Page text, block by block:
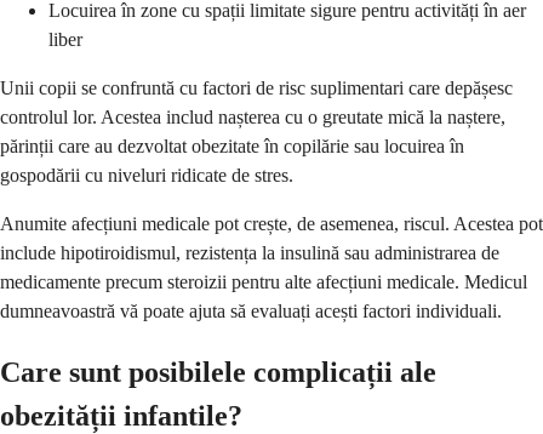
Locuirea în zone cu spații limitate sigure pentru activități în aer
liber
Unii copii se confruntă cu factori de risc suplimentari care depășesc
controlul lor. Acestea includ nașterea cu o greutate mică la naștere,
părinții care au dezvoltat obezitate în copilărie sau locuirea în
gospodării cu niveluri ridicate de stres.
Anumite afecțiuni medicale pot crește, de asemenea, riscul. Acestea pot
include hipotiroidismul, rezistența la insulină sau administrarea de
medicamente precum steroizii pentru alte afecțiuni medicale. Medicul
dumneavoastră vă poate ajuta să evaluați acești factori individuali.
Care sunt posibilele complicații ale
obezității infantile?